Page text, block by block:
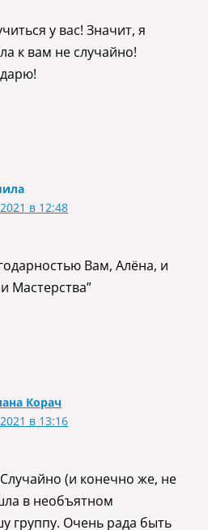
у вас! Значит, я
к вам не случайно!
в 12:48
Вам, Алёна, и
Мастерства”
Корач
в 13:16
(и конечно же, не
в необъятном
группу. Очень рада быть